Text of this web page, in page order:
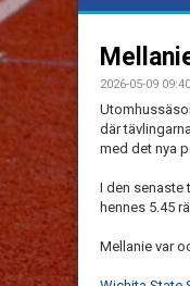
2026-05-09 09:40
där
med det nya
I den senaste
hennes 5.45
Mellanie var